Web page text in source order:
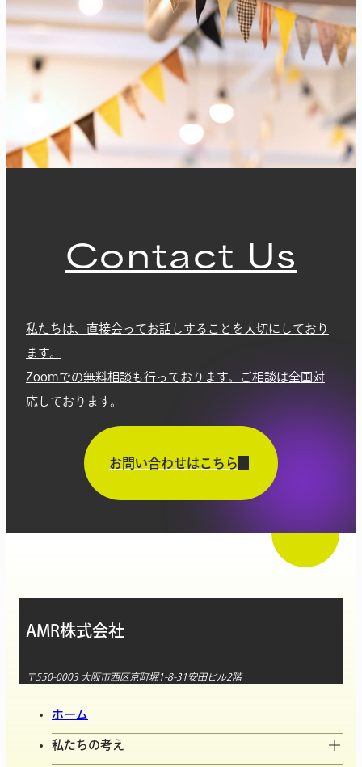
Contact Us
私たちは、直接会ってお話しすることを大切にしており
ます。
Zoomでの無料相談も行っております。ご相談は全国対
応しております。
お問い合わせはこちら
AMR株式会社
〒550-0003 大阪市西区京町堀1-8-31安田ビル2階
ホーム
私たちの考え